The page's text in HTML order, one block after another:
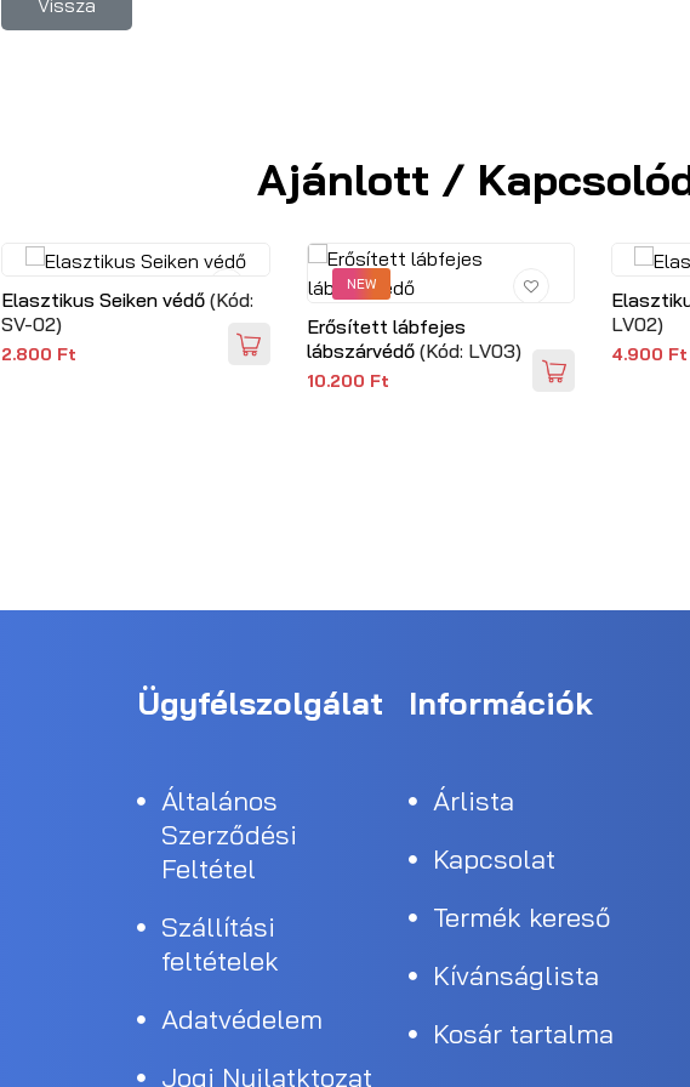
Ajánlott /
Elasztikus Seiken védő (Kód:
SV-02)
2.800 Ft
NEW
Erősített lábfejes
lábszárvédő (Kód: LV03)
10.200 Ft
LV02)
4.900 Ft
Ügyfélszolgálat
Általános
Szerződési
Feltétel
Szállítási
feltételek
Adatvédelem
Jogi Nyilatktozat
Információk
Árlista
Kapcsolat
Termék kereső
Kívánságlista
Kosár tartalma